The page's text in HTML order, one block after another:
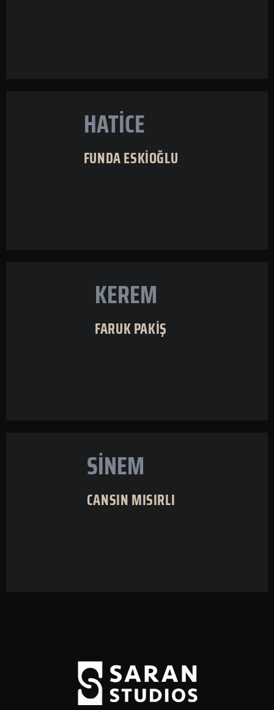
HATİCE
FUNDA ESKİOĞLU
KEREM
FARUK PAKİŞ
SİNEM
CANSIN MISIRLI